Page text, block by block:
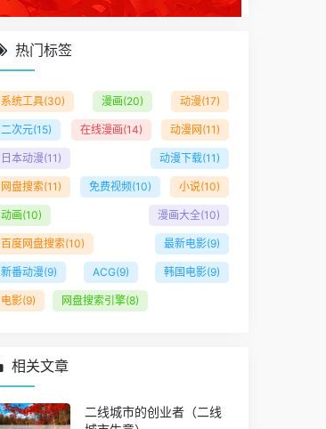
热门标签
系统工具(30) 漫画(20) 动漫(17)
二次元(15) 在线漫画(14) 动漫网 (11)
日本动漫(11) 动漫下载(11)
网盘搜索(11) 免费视频(10) 小说(10)
动画(10) 漫画大全(10)
百度网盘搜索(10) 最新电影(9)
新番动漫(9) ACG(9) 韩国电影(9)
电影(9) 网盘搜索引擎(8)
相关文章
二线城市的创业者（二线